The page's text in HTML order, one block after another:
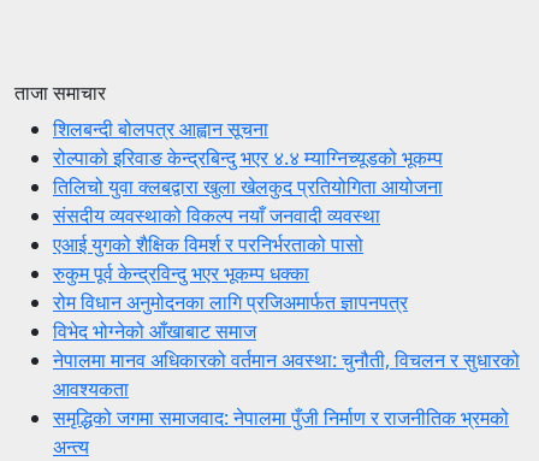
ताजा समाचार
शिलबन्दी बोलपत्र आह्वान सूचना
रोल्पाको इरिवाङ केन्द्रबिन्दु भएर ४.४ म्याग्निच्यूडको भूकम्प
तिलिचो युवा क्लबद्वारा खुला खेलकुद प्रतियोगिता आयोजना
संसदीय व्यवस्थाको विकल्प नयाँ जनवादी व्यवस्था
एआई युगको शैक्षिक विमर्श र परनिर्भरताको पासो
रुकुम पूर्व केन्द्रविन्दु भएर भूकम्प धक्का
रोम विधान अनुमोदनका लागि प्रजिअमार्फत ज्ञापनपत्र
विभेद भोग्नेको आँखाबाट समाज
नेपालमा मानव अधिकारको वर्तमान अवस्था: चुनौती, विचलन र सुधारको
आवश्यकता
समृद्धिको जगमा समाजवाद: नेपालमा पुँजी निर्माण र राजनीतिक भ्रमको
अन्त्य